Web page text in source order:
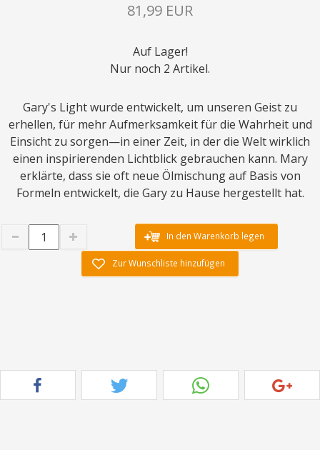
81,99 EUR
Auf Lager!
Nur noch 2 Artikel.
Gary's Light wurde entwickelt, um unseren Geist zu
erhellen, für mehr Aufmerksamkeit für die Wahrheit und
Einsicht zu sorgen—in einer Zeit, in der die Welt wirklich
einen inspirierenden Lichtblick gebrauchen kann. Mary
erklärte, dass sie oft neue Ölmischung auf Basis von
Formeln entwickelt, die Gary zu Hause hergestellt hat.
In den Warenkorb legen
Zur Wunschliste hinzufügen